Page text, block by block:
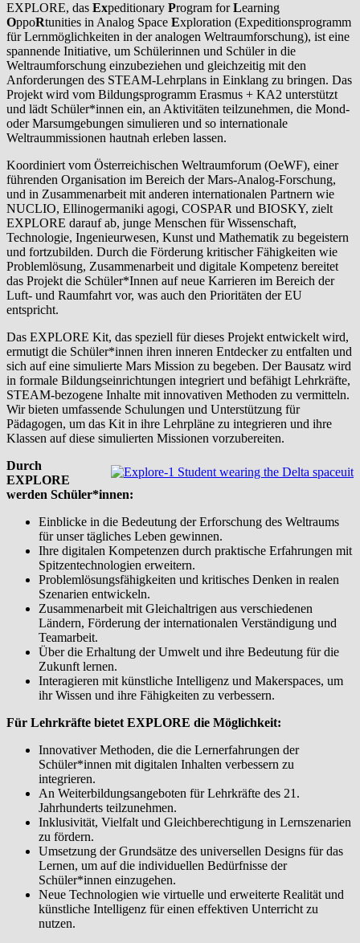
EXPLORE, das Expeditionary Program forLearning
OppoRtunities in Analog Space Exploration (Expeditionsprogramm
für Lernmöglichkeiten in der analogen Weltraumforschung), ist eine
spannende Initiative, um Schülerinnen und Schüler in die
Weltraumforschung einzubeziehen und gleichzeitig mit den
Anforderungen des STEAM-Lehrplans in Einklang zu bringen. Das
Projekt wird vom Bildungsprogramm Erasmus + KA2 unterstützt
und lädt Schüler*innen ein, an Aktivitäten teilzunehmen, die Mond-
oder Marsumgebungen simulieren und so internationale
Weltraummissionen hautnah erleben lassen.
Koordiniert vom Österreichischen Weltraumforum (OeWF), einer
führenden Organisation im Bereich der Mars-Analog-Forschung,
und in Zusammenarbeit mit anderen internationalen Partnern wie
NUCLIO, Ellinogermaniki agogi, COSPAR und BIOSKY, zielt
EXPLORE darauf ab, junge Menschen für Wissenschaft,
Technologie, Ingenieurwesen, Kunst und Mathematik zu begeistern
und fortzubilden. Durch die Förderung kritischer Fähigkeiten wie
Problemlösung, Zusammenarbeit und digitale Kompetenz bereitet
das Projekt die Schüler*Innen auf neue Karrieren im Bereich der
Luft- und Raumfahrt vor, was auch den Prioritäten der EU
entspricht.
Das EXPLORE Kit, das speziell für dieses Projekt entwickelt wird,
ermutigt die Schüler*innen ihren inneren Entdecker zu entfalten und
sich auf eine simulierte Mars Mission zu begeben. Der Bausatz wird
in formale Bildungseinrichtungen integriert und befähigt Lehrkräfte,
STEAM-bezogene Inhalte mit innovativen Methoden zu vermitteln.
Wir bieten umfassende Schulungen und Unterstützung für
Pädagogen, um das Kit in ihre Lehrpläne zu integrieren und ihre
Klassen auf diese simulierten Missionen vorzubereiten.
Durch
EXPLORE
werden Schüler*innen:
Einblicke in die Bedeutung der Erforschung des Weltraums
für unser tägliches Leben gewinnen.
Ihre digitalen Kompetenzen durch praktische Erfahrungen mit
Spitzentechnologien erweitern.
Problemlösungsfähigkeiten und kritisches Denken in realen
Szenarien entwickeln.
Zusammenarbeit mit Gleichaltrigen aus verschiedenen
Ländern, Förderung der internationalen Verständigung und
Teamarbeit.
Über die Erhaltung der Umwelt und ihre Bedeutung für die
Zukunft lernen.
Interagieren mit künstliche Intelligenz und Makerspaces, um
ihr Wissen und ihre Fähigkeiten zu verbessern.
Für Lehrkräfte bietet EXPLORE die Möglichkeit:
Innovativer Methoden, die die Lernerfahrungen der
Schüler*innen mit digitalen Inhalten verbessern zu
integrieren.
An Weiterbildungsangeboten für Lehrkräfte des 21.
Jahrhunderts teilzunehmen.
Inklusivität, Vielfalt und Gleichberechtigung in Lernszenarien
zu fördern.
Umsetzung der Grundsätze des universellen Designs für das
Lernen, um auf die individuellen Bedürfnisse der
Schüler*innen einzugehen.
Neue Technologien wie virtuelle und erweiterte Realität und
künstliche Intelligenz für einen effektiven Unterricht zu
nutzen.